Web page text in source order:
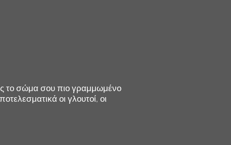
το σώμα σου πιο γραμμωμένο
οι γλουτοί, οι